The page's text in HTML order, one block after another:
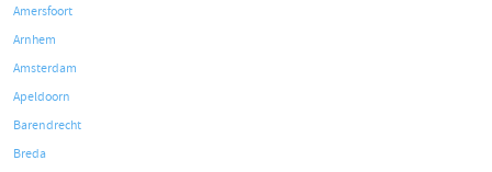
Amersfoort
Arnhem
Amsterdam
Apeldoorn
Barendrecht
Breda